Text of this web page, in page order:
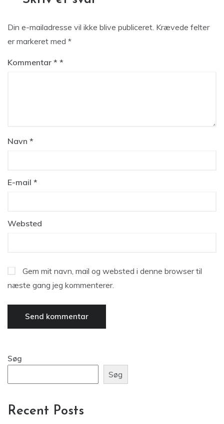
Din e-mailadresse vil ikke blive publiceret. Krævede felter
er markeret med *
Kommentar *
Navn *
E-mail *
Websted
Gem mit navn, mail og websted i denne browser til
næste gang jeg kommenterer.
Søg
Søg
Recent Posts